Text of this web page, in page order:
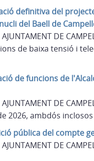
definitiva del
del Baell de
DE
de baixa tensió i
de funcions de
DE
2026, ambdós inclosos
pública del compte
DE